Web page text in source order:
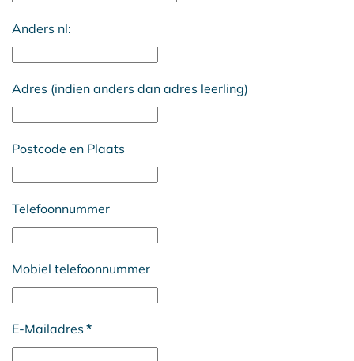
Anders nl:
Adres (indien anders dan adres leerling)
Postcode en Plaats
Telefoonnummer
Mobiel telefoonnummer
E-Mailadres *